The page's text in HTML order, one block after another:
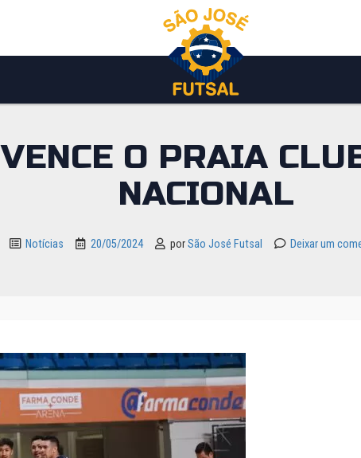
O PRAIA
NACIONAL
Notícias 20/05/2024 porSão José Futsal Deixar um